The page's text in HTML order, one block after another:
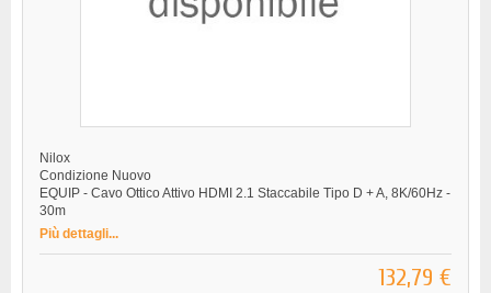
Nilox
Condizione Nuovo
EQUIP - Cavo Ottico Attivo HDMI 2.1 Staccabile Tipo D + A, 8K/60Hz -
30m
Più dettagli...
132,79 €